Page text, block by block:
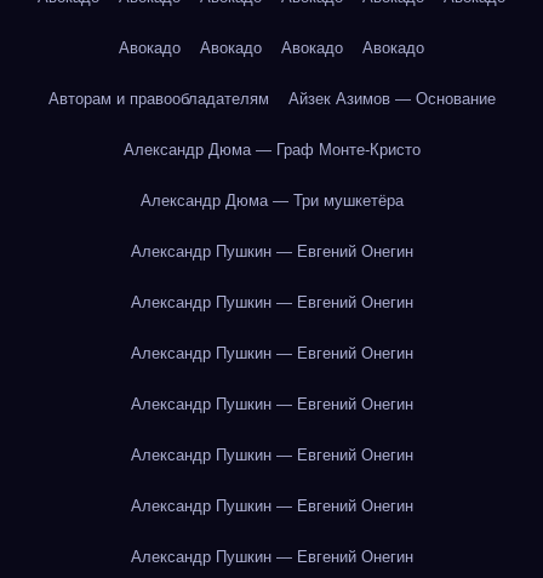
Авокадо Авокадо Авокадо Авокадо
Авторам и правообладателям Айзек Азимов — Основание
Александр Дюма — Граф Монте-Кристо
Александр Дюма — Три мушкетёра
Александр Пушкин — Евгений Онегин
Александр Пушкин — Евгений Онегин
Александр Пушкин — Евгений Онегин
Александр Пушкин — Евгений Онегин
Александр Пушкин — Евгений Онегин
Александр Пушкин — Евгений Онегин
Александр Пушкин — Евгений Онегин